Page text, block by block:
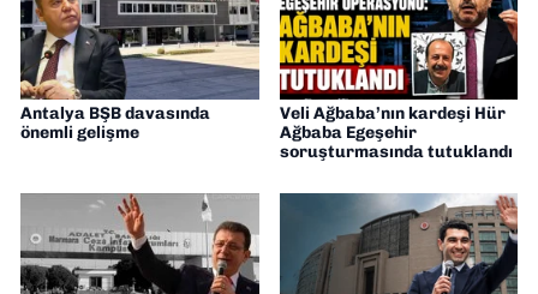
Antalya BŞB davasında
önemli gelişme
Veli Ağbaba’nın kardeşi Hür
Ağbaba Egeşehir
soruşturmasında tutuklandı